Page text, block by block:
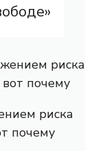
риска
почему